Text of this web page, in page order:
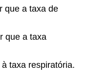
que a taxa de
que a taxa
taxa respiratória.